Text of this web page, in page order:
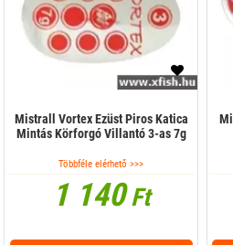
Mistrall Vortex Ezüst Piros Katica
Mintás Körforgó Villantó 3-as 7g
Többféle elérhető >>>
1 140Ft